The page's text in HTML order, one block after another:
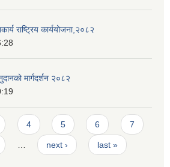
राष्ट्रिय कार्ययोजना,२०८२
मार्गदर्शन २०८२
4 5 6 7
next › last »